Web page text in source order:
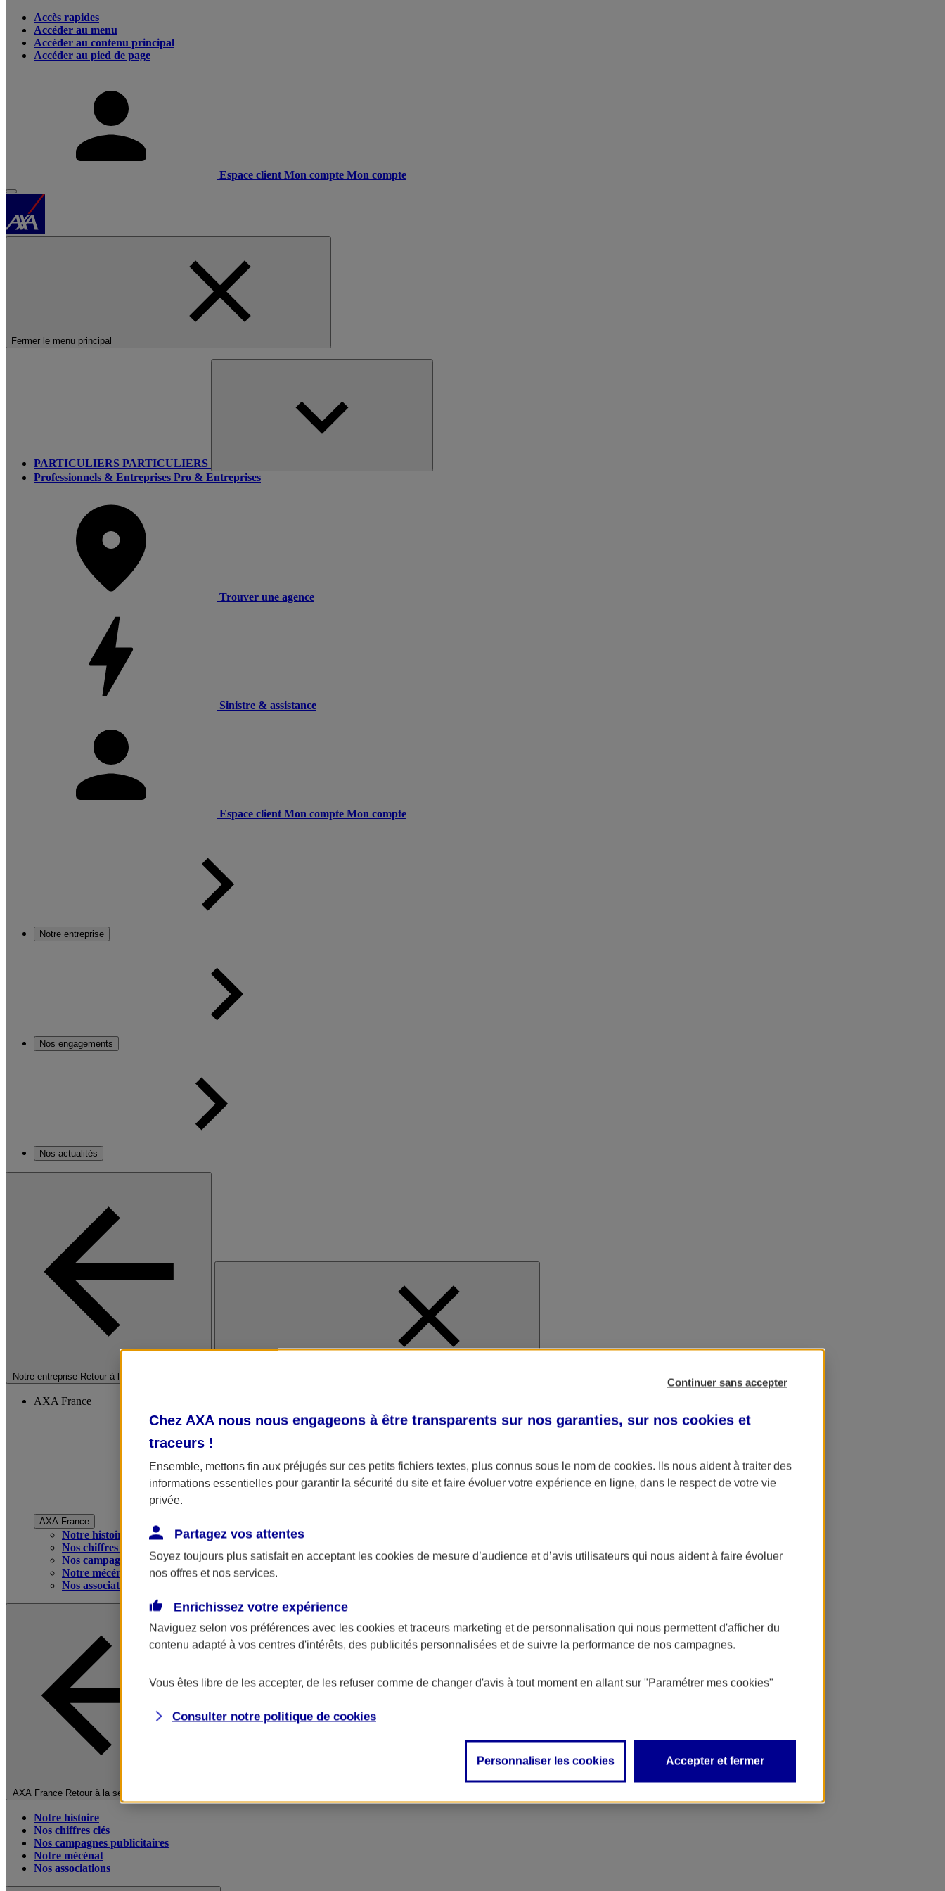
Accès rapides
Accéder au menu
Accéder au contenu principal
Accéder au pied de page
Espace client Mon compte Mon compte
Fermer le menu principal
PARTICULIERS PARTICULIERS
Professionnels & Entreprises Pro & Entreprises
Trouver une agence
Sinistre & assistance
Espace client Mon compte Mon compte
Notre entreprise
Nos engagements
Nos actualités
Notre entreprise Retour à la section précédente
AXA France
AXA France
Notre histoire
Nos chiffres clés
Nos campagnes publicitaires
Notre mécénat
Nos associations
AXA France Retour à la section précédente
Notre histoire
Nos chiffres clés
Nos campagnes publicitaires
Notre mécénat
Nos associations
Continuer sans accepter
Chez AXA nous nous engageons à être transparents sur nos garanties, sur nos cookies et
traceurs !
Ensemble, mettons fin aux préjugés sur ces petits fichiers textes, plus connus sous le nom de cookies. Ils nous aident à traiter des
informations essentielles pour garantir la sécurité du site et faire évoluer votre expérience en ligne, dans le respect de votre vie
privée.
Partagez vos attentes
Soyez toujours plus satisfait en acceptant les cookies de mesure d’audience et d’avis utilisateurs qui nous aident à faire évoluer
nos offres et nos services.
Enrichissez votre expérience
Naviguez selon vos préférences avec les cookies et traceurs marketing et de personnalisation qui nous permettent d'afficher du
contenu adapté à vos centres d'intérêts, des publicités personnalisées et de suivre la performance de nos campagnes.
Vous êtes libre de les accepter, de les refuser comme de changer d'avis à tout moment en allant sur "Paramétrer mes cookies"
Consulter notre politique de cookies
Personnaliser les cookies Accepter et fermer